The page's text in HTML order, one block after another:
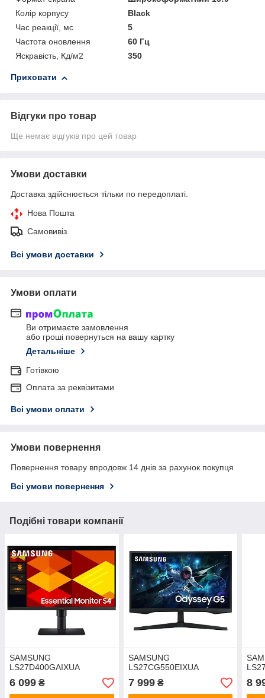
Колір корпусу
Black
Час реакції, мс
5
Частота оновлення
60 Гц
Яскравість, Кд/м2
350
Приховати
Відгуки про товар
Ще немає відгуків про цей товар
Умови доставки
Доставка здійснюється тільки по передоплаті.
Нова Пошта
Самовивіз
Всі умови доставки
Умови оплати
Ви отримаєте замовлення
або гроші повернуться на вашу картку
Детальніше
Готівкою
Оплата за реквізитами
Всі умови оплати
Умови повернення
Повернення товару впродовж 14 днів за рахунок покупця
Всі умови повернення
Подібні товари компанії
SAMSUNG
LS27D400GAIXUA
6 099 ₴
SAMSUNG
LS27CG550EIXUA
7 999₴ 8